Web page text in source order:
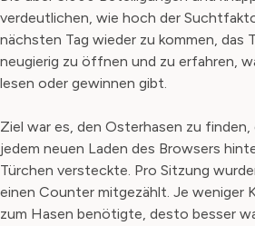
verdeutlichen, wie hoch der
nächsten Tag wieder zu kommen, das
neugierig zu öffnen und zu erfahren,
lesen oder gewinnen gibt.
Ziel war es, den Osterhasen zu finden,
jedem neuen Laden des Browsers
Türchen versteckte. Pro Sitzung
einen Counter mitgezählt. Je weniger
zum Hasen benötigte, desto besser